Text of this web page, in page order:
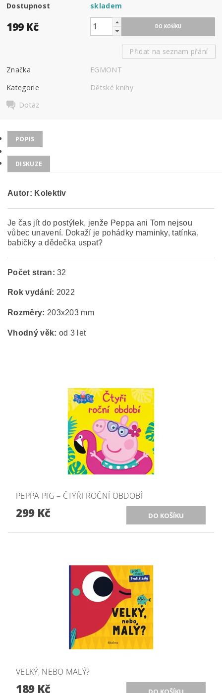
Dostupnost skladem
199 Kč
Přidat na seznam přání
Značka
EGMONT
Kategorie
Dětské knihy
Dotaz
POPIS
DISKUZE
Autor: Kolektiv
Je čas jít do postýlek, jenže Peppa ani Tom nejsou
vůbec unavení. Dokaží je pohádky maminky, tatínka,
babičky a dědečka uspat?
Počet stran:32
Rok vydání: 2022
Rozměry: 203x203 mm
Vhodný věk: od 3 let
PEPPA PIG – ČTYŘI ROČNÍ OBDOBÍ
299 Kč
VELKÝ, NEBO MALÝ?
189 Kč